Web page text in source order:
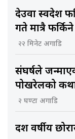
देउवा स्वदेश
गते मात्रै फर्किने
२२ मिनेट अगाडि
संघर्षले
पोखरेलको
२ घण्टा अगाडि
दश वर्षीय